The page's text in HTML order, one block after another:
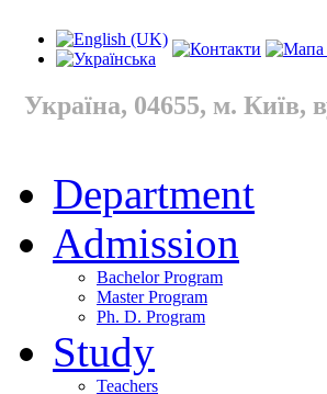
Україна, 04655, м. Київ,
Department
Admission
Bachelor Program
Master Program
Ph. D. Program
Study
Teachers